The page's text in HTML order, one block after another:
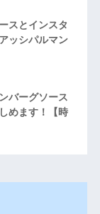
スとインスタ
ッシパルマン
バーグソース
めます！【時